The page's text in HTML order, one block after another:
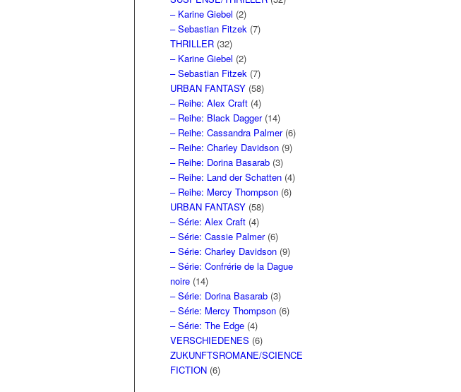
– Karine Giebel (2)
– Sebastian Fitzek (7)
THRILLER (32)
– Karine Giebel (2)
– Sebastian Fitzek (7)
URBAN FANTASY (58)
– Reihe: Alex Craft (4)
– Reihe: Black Dagger(14)
– Reihe: Cassandra Palmer(6)
– Reihe: Charley Davidson (9)
– Reihe: Dorina Basarab (3)
– Reihe: Land der Schatten (4)
– Reihe: Mercy Thompson (6)
URBAN FANTASY (58)
– Série: Alex Craft (4)
– Série: Cassie Palmer(6)
– Série: Charley Davidson (9)
– Série: Confrérie de la Dague
noire (14)
– Série: Dorina Basarab (3)
– Série: Mercy Thompson (6)
– Série: The Edge (4)
VERSCHIEDENES (6)
ZUKUNFTSROMANE/SCIENCE
FICTION (6)